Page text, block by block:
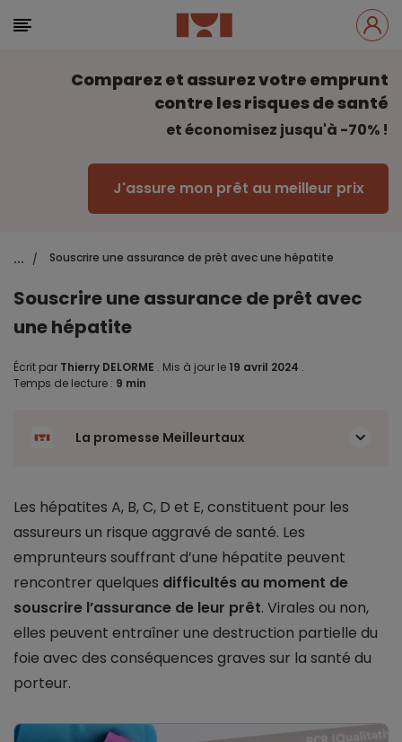
Comparez et assurez votre emprunt
contre les risques de santé
et économisez jusqu'à -70% !
J'assure mon prêt au meilleur prix
... / Souscrire une assurance de prêt avec une hépatite
Souscrire une assurance de prêt avec
une hépatite
Écrit par Thierry DELORME . Mis à jour le 19 avril 2024 .
Temps de lecture : 9 min
La promesse Meilleurtaux
Les hépatites A, B, C, D et E, constituent pour les
assureurs un risque aggravé de santé. Les
emprunteurs souffrant d’une hépatite peuvent
rencontrer quelques difficultés au moment de
souscrire l’assurance de leur prêt. Virales ou non,
elles peuvent entraîner une destruction partielle du
foie avec des conséquences graves sur la santé du
porteur.